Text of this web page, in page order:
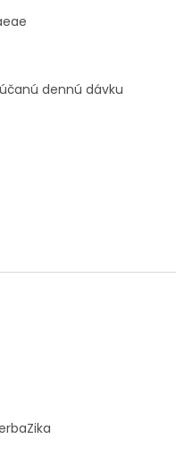
dennú dávku